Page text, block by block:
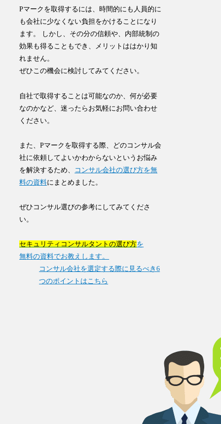
Pマークを取得するには、時間的にも人員的に
も会社に少なくない負担をかけることになり
ます。 しかし、その分の信頼や、内部統制の
効果も得ることもでき、メリットははかり知
れません。
ぜひこの機会に検討してみてください。
自社で取得することは可能なのか、何が必要
なのかなど、迷ったらお気軽にお問い合わせ
ください。
また、Pマークを取得する際、どのコンサル会
社に依頼してよいかわからないというお悩み
を解決するため、
コンサル会社の選び方を無
料の資料にまとめました。
​ぜひコンサル選びの参考にしてみてくださ
い。
セキュリティコンサルタントの選び方を
無料の資料でお教えします。
コンサル会社を選定する際に見るべき6
つのポイントはこちら